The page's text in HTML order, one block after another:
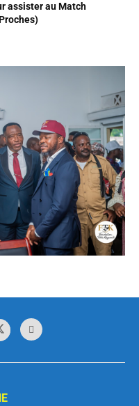
assister au Match